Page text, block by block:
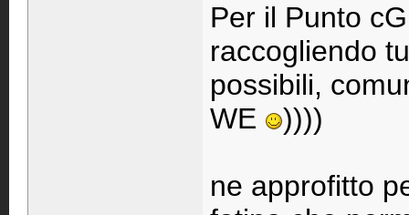
Per il Punto
raccogliendo
possibili,
WE
))))
ne approfitto